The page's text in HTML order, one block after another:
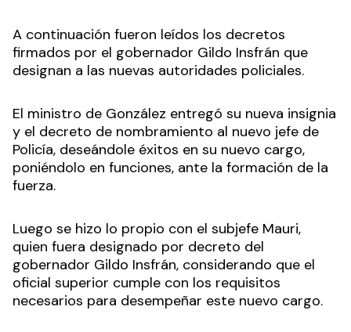
A continuación fueron leídos los decretos
firmados por el gobernador Gildo Insfrán que
designan a las nuevas autoridades policiales.
El ministro de González entregó su nueva insignia
y el decreto de nombramiento al nuevo jefe de
Policía, deseándole éxitos en su nuevo cargo,
poniéndolo en funciones, ante la formación de la
fuerza.
Luego se hizo lo propio con el subjefe Mauri,
quien fuera designado por decreto del
gobernador Gildo Insfrán, considerando que el
oficial superior cumple con los requisitos
necesarios para desempeñar este nuevo cargo.